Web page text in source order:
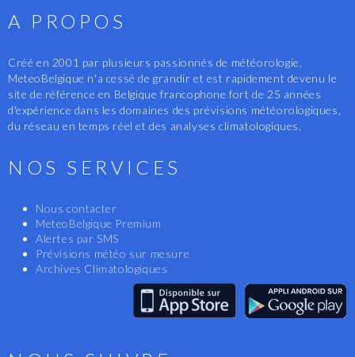
A PROPOS
Créé en 2001 par plusieurs passionnés de météorologie,
MeteoBelgique n'a cessé de grandir et est rapidement devenu le
site de référence en Belgique francophone fort de 25 années
d'expérience dans les domaines des prévisions météorologiques,
du réseau en temps réel et des analyses climatologiques.
NOS SERVICES
Nous contacter
MeteoBelgique Premium
Alertes par SMS
Prévisions météo sur mesure
Archives Climatologiques